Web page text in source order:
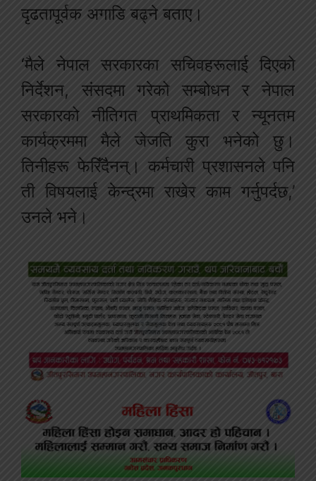
दृढतापूर्वक अगाडि बढ्ने बताए।
‘मैले नेपाल सरकारका सचिवहरूलाई दिएको
निर्देशन, संसदमा गरेको सम्बोधन र नेपाल
सरकारको नीतिगत प्राथमिकता र न्यूनतम
कार्यक्रममा मैले जेजति कुरा भनेको छु।
तिनीहरू फेरिँदैनन्। कर्मचारी प्रशासनले पनि
ती विषयलाई केन्द्रमा राखेर काम गर्नुपर्दछ,’
उनले भने।